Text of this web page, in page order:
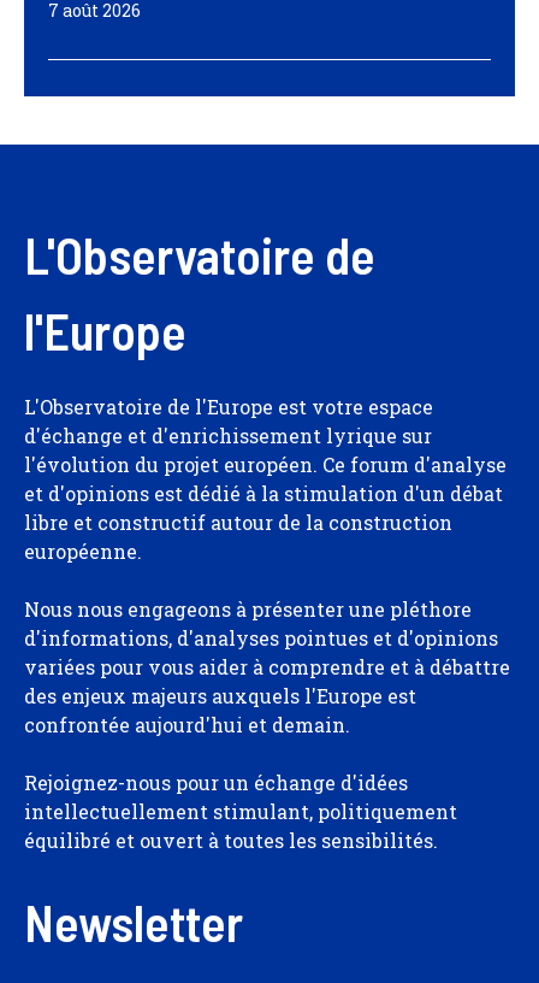
7 août 2026
L'Observatoire de
l'Europe
L'Observatoire de l'Europe est votre espace
d'échange et d'enrichissement lyrique sur
l'évolution du projet européen. Ce forum d'analyse
et d'opinions est dédié à la stimulation d'un débat
libre et constructif autour de la construction
européenne.
Nous nous engageons à présenter une pléthore
d'informations, d'analyses pointues et d'opinions
variées pour vous aider à comprendre et à débattre
des enjeux majeurs auxquels l'Europe est
confrontée aujourd'hui et demain.
Rejoignez-nous pour un échange d'idées
intellectuellement stimulant, politiquement
équilibré et ouvert à toutes les sensibilités.
Newsletter